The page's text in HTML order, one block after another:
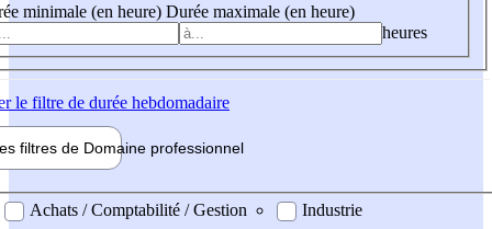
minimale (en heure) Durée maximale (en heure)
heures
le filtre de durée hebdomadaire
filtres de Domaine professionnel
professionel
Achats / Comptabilité / Gestion
Industrie